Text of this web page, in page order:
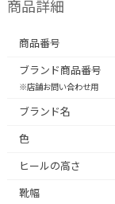
商品詳細
商品番号
ブランド商品番号
※店舗お問い合わせ用
ブランド名
色
ヒールの高さ
靴幅